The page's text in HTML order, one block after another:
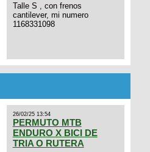
Talle S , con frenos
cantilever, mi numero
1168331098
26/02/25 13:54
PERMUTO MTB
ENDURO X BICI DE
TRIA O RUTERA